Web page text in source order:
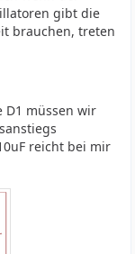
gibt die
brauchen, treten
D1 müssen wir
reicht bei mir